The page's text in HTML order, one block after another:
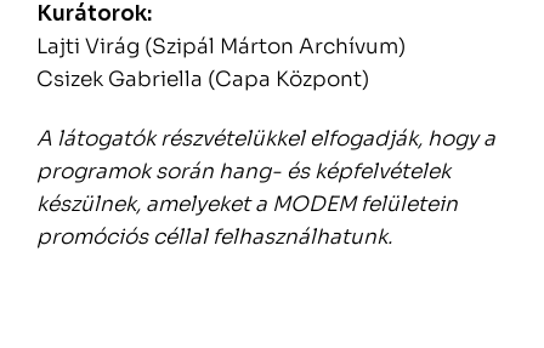
Kurátorok:
Lajti Virág (Szipál Márton Archívum)
Csizek Gabriella (Capa Központ)
A látogatók részvételükkel elfogadják, hogy a
programok során hang- és képfelvételek
készülnek, amelyeket a MODEM felületein
promóciós céllal felhasználhatunk.